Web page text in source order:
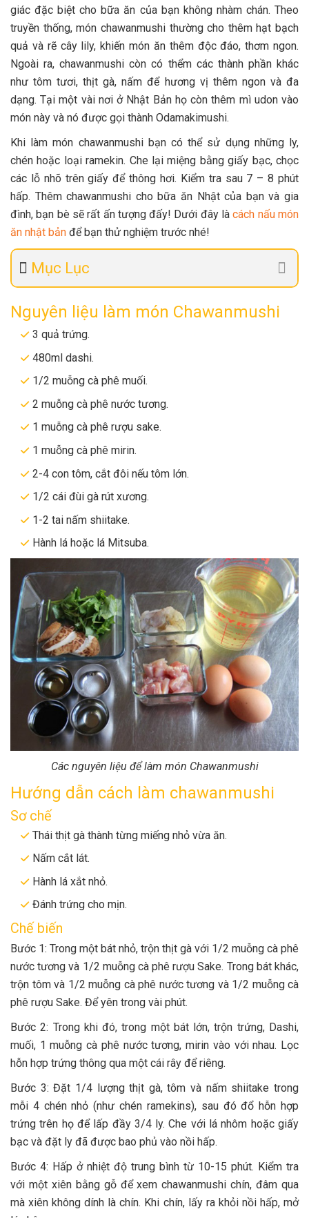
giác đặc biệt cho bữa ăn của bạn không nhàm chán. Theo
truyền thống, món chawanmushi thường cho thêm hạt bạch
quả và rẽ cây lily, khiến món ăn thêm độc đáo, thơm ngon.
Ngoài ra, chawanmushi còn có thểm các thành phần khác
như tôm tươi, thịt gà, nấm để hương vị thêm ngon và đa
dạng. Tại một vài nơi ở Nhật Bản họ còn thêm mì udon vào
món này và nó được gọi thành Odamakimushi.
Khi làm món chawanmushi bạn có thể sử dụng những ly,
chén hoặc loại ramekin. Che lại miệng bằng giấy bạc, chọc
các lỗ nhõ trên giấy để thông hơi. Kiểm tra sau 7 – 8 phút
hấp. Thêm chawanmushi cho bữa ăn Nhật của bạn và gia
đình, bạn bè sẽ rất ấn tượng đấy! Dưới đây làcách nấu món
ăn nhật bản để bạn thử nghiệm trước nhé!
Mục Lục
Nguyên liệu làm món Chawanmushi
3 quả trứng.
480ml dashi.
1/2 muỗng cà phê muối.
2 muỗng cà phê nước tương.
1 muỗng cà phê rượu sake.
1 muỗng cà phê mirin.
2-4 con tôm, cắt đôi nếu tôm lớn.
1/2 cái đùi gà rút xương.
1-2 tai nấm shiitake.
Hành lá hoặc lá Mitsuba.
Các nguyên liệu để làm món Chawanmushi
Hướng dẫn cách làm chawanmushi
Sơ chế
Thái thịt gà thành từng miếng nhỏ vừa ăn.
Nấm cắt lát.
Hành lá xắt nhỏ.
Đánh trứng cho mịn.
Chế biến
Bước 1: Trong một bát nhỏ, trộn thịt gà với 1/2 muỗng cà phê
nước tương và 1/2 muỗng cà phê rượu Sake. Trong bát khác,
trộn tôm và 1/2 muỗng cà phê nước tương và 1/2 muỗng cà
phê rượu Sake. Để yên trong vài phút.
Bước 2: Trong khi đó, trong một bát lớn, trộn trứng, Dashi,
muối, 1 muỗng cà phê nước tương, mirin vào với nhau. Lọc
hỗn hợp trứng thông qua một cái rây để riêng.
Bước 3: Đặt 1/4 lượng thịt gà, tôm và nấm shiitake trong
mỗi 4 chén nhỏ (như chén ramekins), sau đó đổ hỗn hợp
trứng trên họ để lấp đầy 3/4 ly. Che với lá nhôm hoặc giấy
bạc và đặt ly đã được bao phủ vào nồi hấp.
Bước 4: Hấp ở nhiệt độ trung bình từ 10-15 phút. Kiểm tra
với một xiên bằng gỗ để xem chawanmushi chín, đâm qua
mà xiên không dính là chín. Khi chín, lấy ra khỏi nồi hấp, mở